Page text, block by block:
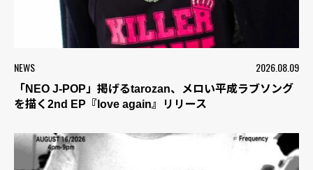
NEWS 2026.08.09
「NEO J-POP」掲げるtarozan、メロい平成ラブソング
を描く2nd EP『love again』リリース